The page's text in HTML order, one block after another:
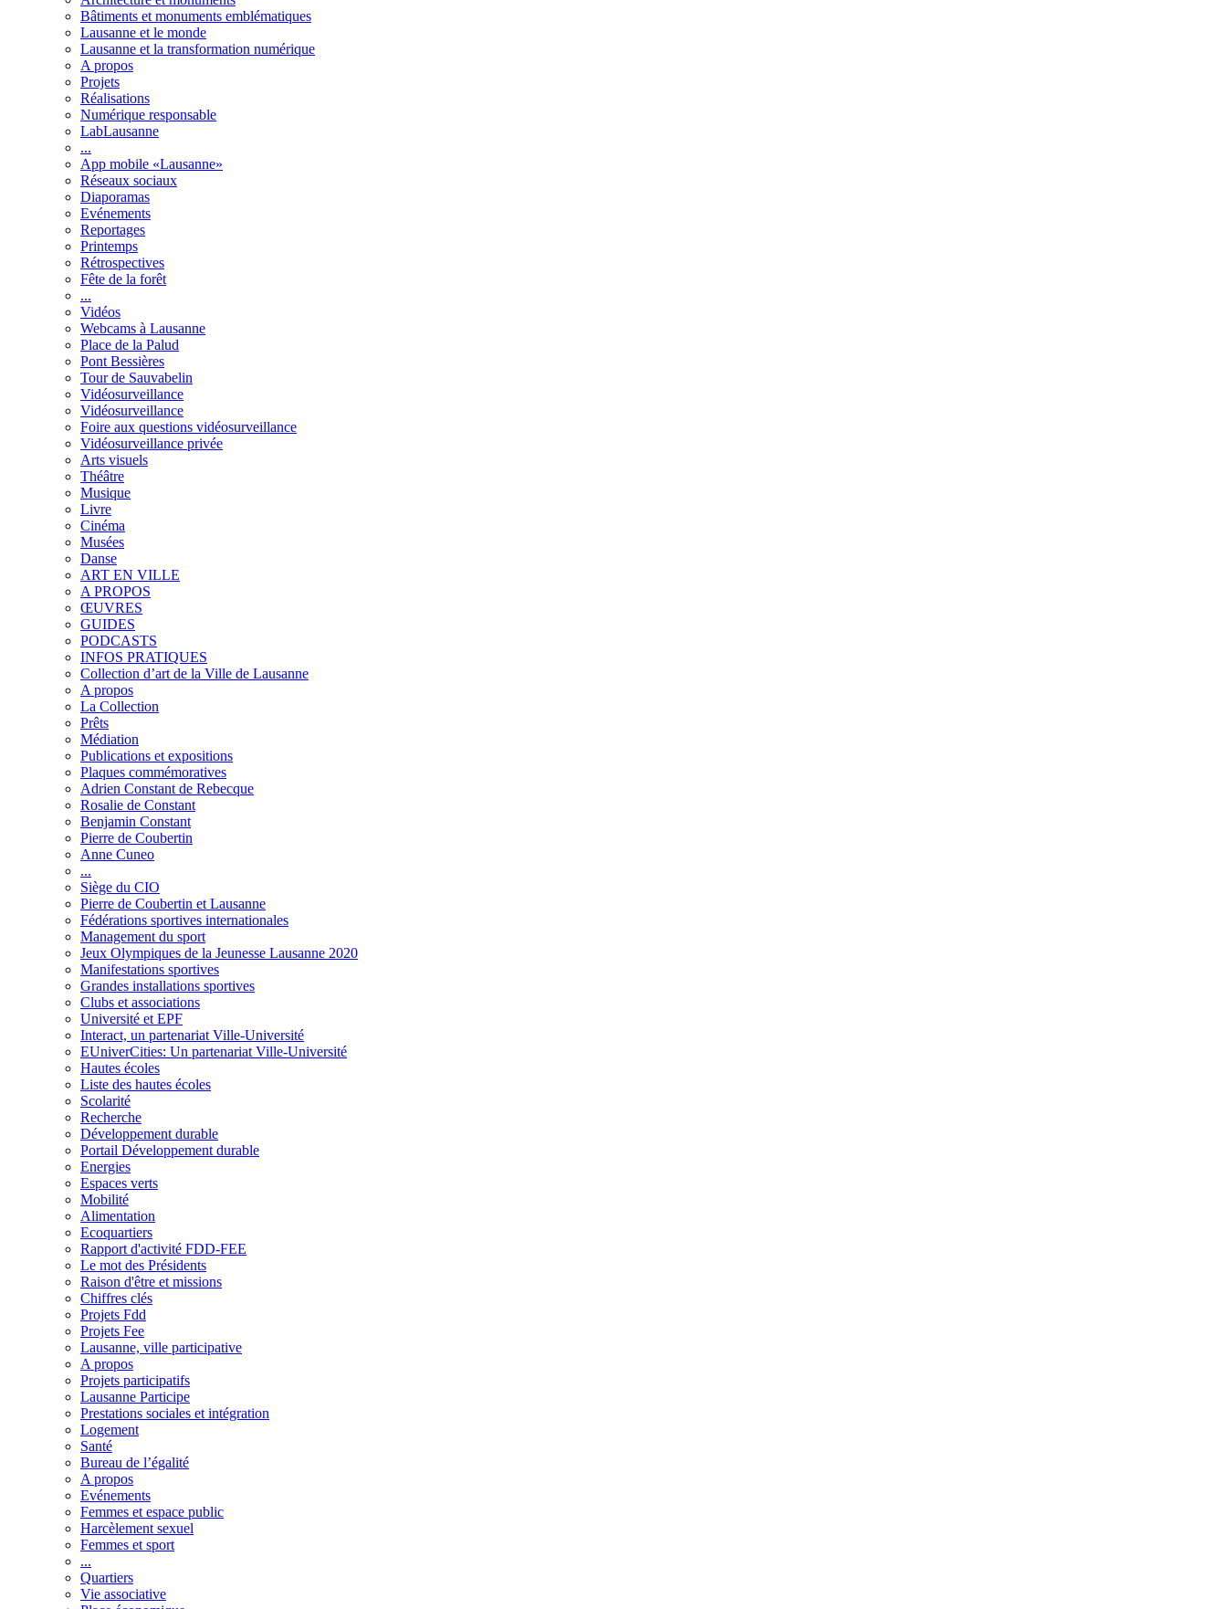
Bâtiments et monuments emblématiques
Lausanne et le monde
Lausanne et la transformation numérique
A propos
Projets
Réalisations
Numérique responsable
LabLausanne
...
App mobile «Lausanne»
Réseaux sociaux
Diaporamas
Evénements
Reportages
Printemps
Rétrospectives
Fête de la forêt
...
Vidéos
Webcams à Lausanne
Place de la Palud
Pont Bessières
Tour de Sauvabelin
Vidéosurveillance
Vidéosurveillance
Foire aux questions vidéosurveillance
Vidéosurveillance privée
Arts visuels
Théâtre
Musique
Livre
Cinéma
Musées
Danse
ART EN VILLE
A PROPOS
ŒUVRES
GUIDES
PODCASTS
INFOS PRATIQUES
Collection d’art de la Ville de Lausanne
A propos
La Collection
Prêts
Médiation
Publications et expositions
Plaques commémoratives
Adrien Constant de Rebecque
Rosalie de Constant
Benjamin Constant
Pierre de Coubertin
Anne Cuneo
...
Siège du CIO
Pierre de Coubertin et Lausanne
Fédérations sportives internationales
Management du sport
Jeux Olympiques de la Jeunesse Lausanne 2020
Manifestations sportives
Grandes installations sportives
Clubs et associations
Université et EPF
Interact, un partenariat Ville-Université
EUniverCities: Un partenariat Ville-Université
Hautes écoles
Liste des hautes écoles
Scolarité
Recherche
Développement durable
Portail Développement durable
Energies
Espaces verts
Mobilité
Alimentation
Ecoquartiers
Rapport d'activité FDD-FEE
Le mot des Présidents
Raison d'être et missions
Chiffres clés
Projets Fdd
Projets Fee
Lausanne, ville participative
A propos
Projets participatifs
Lausanne Participe
Prestations sociales et intégration
Logement
Santé
Bureau de l’égalité
A propos
Evénements
Femmes et espace public
Harcèlement sexuel
Femmes et sport
...
Quartiers
Vie associative